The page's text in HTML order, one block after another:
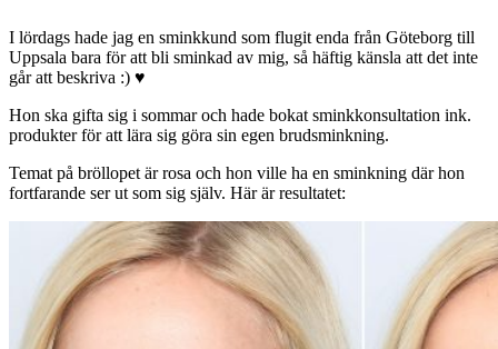
I lördags hade jag en sminkkund som flugit enda från Göteborg till
Uppsala bara för att bli sminkad av mig, så häftig känsla att det inte
går att beskriva :) ♥
Hon ska gifta sig i sommar och hade bokat sminkkonsultation ink.
produkter för att lära sig göra sin egen brudsminkning.
Temat på bröllopet är rosa och hon ville ha en sminkning där hon
fortfarande ser ut som sig själv. Här är resultatet: